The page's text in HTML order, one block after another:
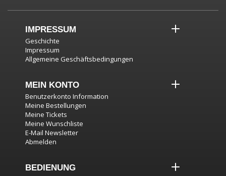
IMPRESSUM
Geschichte
Impressum
Allgemeine Geschäftsbedingungen
MEIN KONTO
Benutzerkonto Information
Meine Bestellungen
Meine Tickets
Meine Wunschliste
E-Mail Newsletter
Abmelden
BEDIENUNG